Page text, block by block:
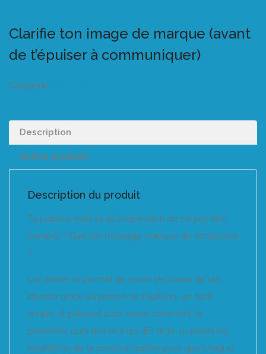
Clarifie ton image de marque (avant
de t’épuiser à communiquer)
Catégorie :
Description
Autres produits
Description du produit
Tu publies, mais tu as l’impression de ne pas être
compris ? Que ton message manque de cohérence
?
Cet atelier te permet de poser les bases de ton
identité grâce au prisme de Kapferer, un outil
simple et puissant pour savoir comment te
présenter, quoi dire et à qui. En 1h30, tu poses les
fondations de ta communication pour que chaque